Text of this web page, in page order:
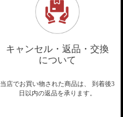
キャンセル・返品・交換
について
当店でお買い物された商品は、
到着後3
日以内の返品を承ります。